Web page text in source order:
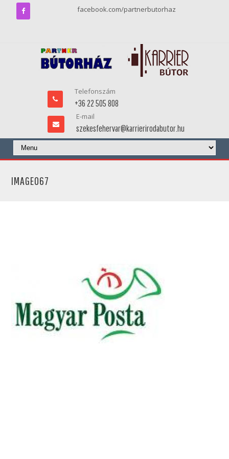
facebook.com/partnerbutorhaz
Telefonszám
+36 22 505 808
E-mail
szekesfehervar@karrierirodabutor.hu
IMAGE067